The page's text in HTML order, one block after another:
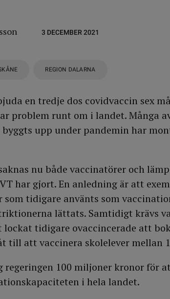
3 DECEMBER 2021
REGION DALARNA
en tredje dos covidvaccin sex
problem runt om i landet. Många
upp under pandemin har
nu både vaccinatörer och
har gjort. En anledning är att
tidigare använts som
lättats. Samtidigt krävs
lockat tidigare ovaccincerade att
till att vaccinera skolelever mellan
regeringen 100 miljoner kronor för
i hela landet.